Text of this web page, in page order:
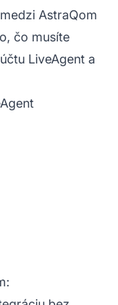
AstraQom
čo musíte
LiveAgent a